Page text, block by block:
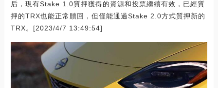
后，現有Stake 1.0質押獲得的資源和投票繼續有效，已經質
押的TRX也能正常贖回，但僅能通過Stake 2.0方式質押新的
TRX。[2023/4/7 13:49:54]